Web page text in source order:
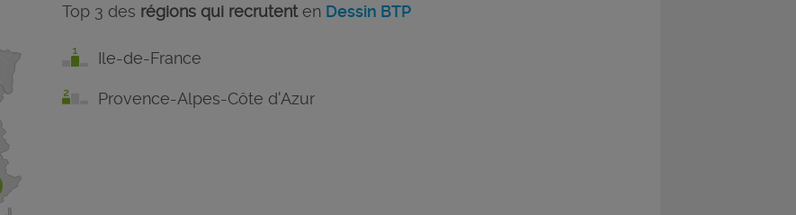
Top 3 des régions qui recrutenten Dessin BTP
Ile-de-France
Provence-Alpes-Côte d'Azur